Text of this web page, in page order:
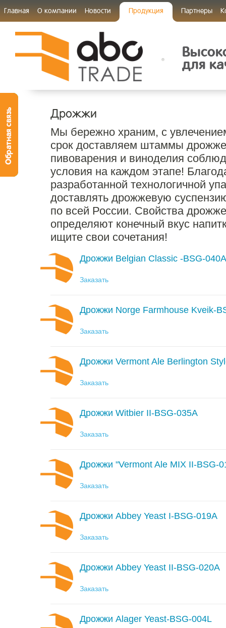
Главная О компании Новости Продукция Партнеры
для
Дрожжи
Мы бережно храним, с
срок доставляем штаммы
пивоварения и виноделия
условия на каждом этапе!
разработанной технологичной
доставлять дрожжевую
по всей России. Свойства
определяют конечный вкус
ищите свои сочетания!
Дрожжи Belgian Classic -BSG-040A
Заказать
Дрожжи Norge Farmhouse Kveik-
Заказать
Дрожжи Vermont Ale Berlington
Заказать
Дрожжи Witbier II-BSG-035A
Заказать
Дрожжи "Vermont Ale MIX II-BSG-
Заказать
Дрожжи Abbey Yeast I-BSG-019A
Заказать
Дрожжи Abbey Yeast II-BSG-020A
Заказать
Дрожжи Alager Yeast-BSG-004L